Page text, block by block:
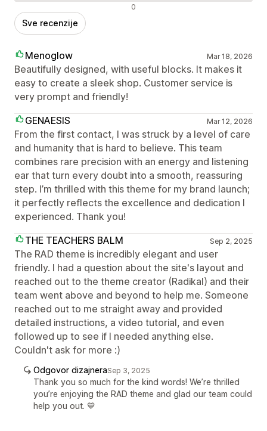
0
Sve recenzije
Menoglow Mar 18, 2026
Beautifully designed, with useful blocks. It makes it
easy to create a sleek shop. Customer service is
very prompt and friendly!
GENAESIS
Mar 12, 2026
From the first contact, I was struck by a level of care
and humanity that is hard to believe. This team
combines rare precision with an energy and listening
ear that turn every doubt into a smooth, reassuring
step. I’m thrilled with this theme for my brand launch;
it perfectly reflects the excellence and dedication I
experienced. Thank you!
THE TEACHERS BALM
Sep 2, 2025
The RAD theme is incredibly elegant and user
friendly. I had a question about the site's layout and
reached out to the theme creator (Radikal) and their
team went above and beyond to help me. Someone
reached out to me straight away and provided
detailed instructions, a video tutorial, and even
followed up to see if I needed anything else.
Couldn't ask for more :)
Odgovor dizajneraSep 3, 2025
Thank you so much for the kind words! We’re thrilled
you’re enjoying the RAD theme and glad our team could
help you out. 💙